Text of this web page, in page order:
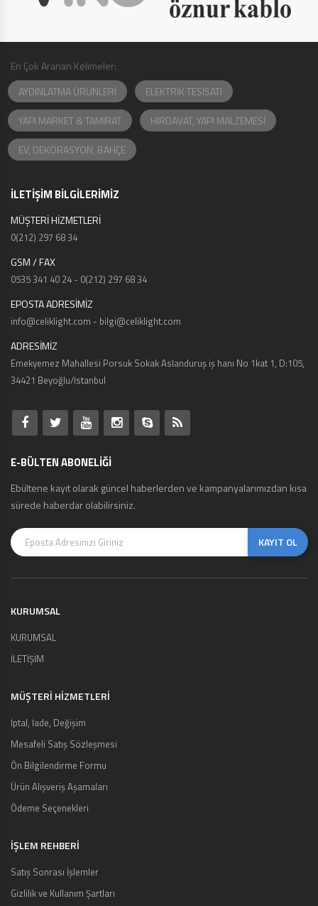
En Çok Aranan Kelimeler:
AYDINLATMA ÜRÜNLERİ
ELEKTRİK TESİSATI
YAPI MARKET & TAMİRAT
HIRDAVAT, YAPI MALZEMESİ
EV, DEKORASYON, BAHÇE
İLETİŞİM BİLGİLERİMİZ
MÜŞTERİ HİZMETLERİ
0(212) 297 68 34
GSM / FAX
0535 341 40 24 - 0(212) 297 68 34
EPOSTA ADRESİMİZ
info@celiklight.com - bilgi@celiklight.com
ADRESİMİZ
Emekyemez Mahallesi Porsuk Sokak Aslanduruş iş hanı No 1kat 1, D:105,
34421 Beyoğlu/İstanbul
E-BÜLTEN ABONELİĞİ
Ebültene kayıt olarak güncel haberlerden ve kampanyalarımızdan kısa
sürede haberdar olabilirsiniz.
KAYIT OL
KURUMSAL
KURUMSAL
İLETİŞİM
MÜŞTERI HIZMETLERI
İptal, İade, Değişim
Mesafeli Satış Sözleşmesi
Ön Bilgilendirme Formu
Ürün Alışveriş Aşamaları
Ödeme Seçenekleri
İŞLEM REHBERİ
Satış Sonrası İşlemler
Gizlilik ve Kullanım Şartları